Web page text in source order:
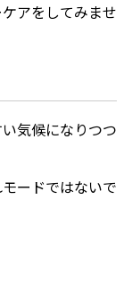
アをしてみませ
気候になりつつ
ードではないで